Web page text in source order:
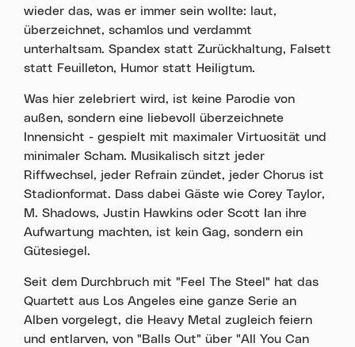
wieder das, was er immer sein wollte: laut,
überzeichnet, schamlos und verdammt
unterhaltsam. Spandex statt Zurückhaltung, Falsett
statt Feuilleton, Humor statt Heiligtum.
Was hier zelebriert wird, ist keine Parodie von
außen, sondern eine liebevoll überzeichnete
Innensicht - gespielt mit maximaler Virtuosität und
minimaler Scham. Musikalisch sitzt jeder
Riffwechsel, jeder Refrain zündet, jeder Chorus ist
Stadionformat. Dass dabei Gäste wie Corey Taylor,
M. Shadows, Justin Hawkins oder Scott Ian ihre
Aufwartung machten, ist kein Gag, sondern ein
Gütesiegel.
Seit dem Durchbruch mit "Feel The Steel" hat das
Quartett aus Los Angeles eine ganze Serie an
Alben vorgelegt, die Heavy Metal zugleich feiern
und entlarven, von "Balls Out" über "All You Can